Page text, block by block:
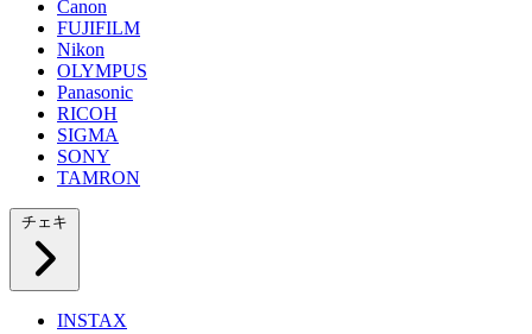
Canon
FUJIFILM
Nikon
OLYMPUS
Panasonic
RICOH
SIGMA
SONY
TAMRON
チェキ
INSTAX